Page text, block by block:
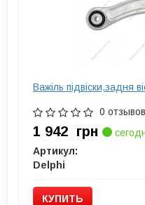
Важіль підвіски,задня
0 отзывов
1 942 грн
Артикул:
Delphi
КУПИТЬ